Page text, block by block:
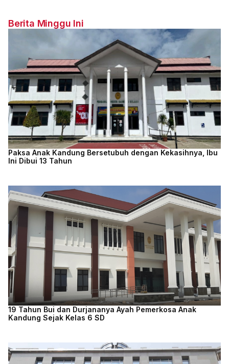
Berita Minggu Ini
Paksa Anak Kandung Bersetubuh dengan Kekasihnya, Ibu
Ini Dibui 13 Tahun
19 Tahun Bui dan Durjananya Ayah Pemerkosa Anak
Kandung Sejak Kelas 6 SD